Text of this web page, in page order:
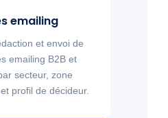
emailing
et envoi de
emailing B2B et
secteur, zone
profil de décideur.